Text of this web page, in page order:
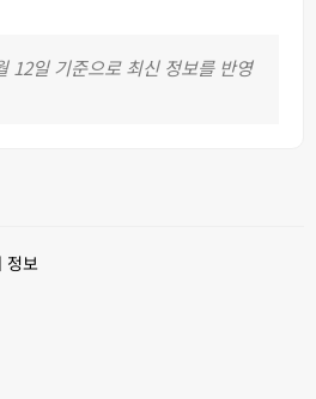
12일 기준으로 최신 정보를 반영
정보